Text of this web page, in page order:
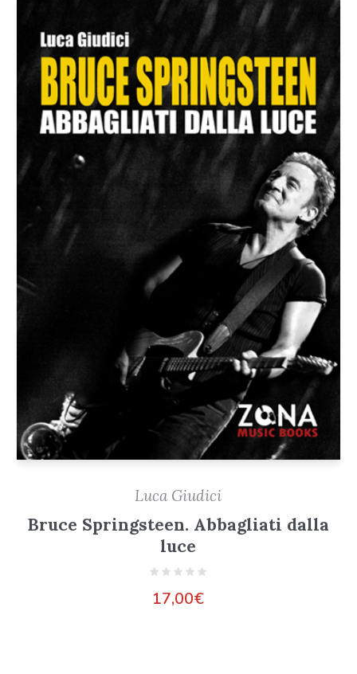
Luca Giudici
Bruce Springsteen. Abbagliati dalla
luce
17,00€